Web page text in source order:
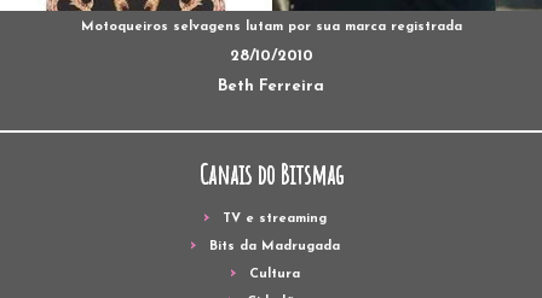
Motoqueiros selvagens lutam por sua marca registrada
28/10/2010
Beth Ferreira
Canais do Bitsmag
TV e streaming
Bits da Madrugada
Cultura